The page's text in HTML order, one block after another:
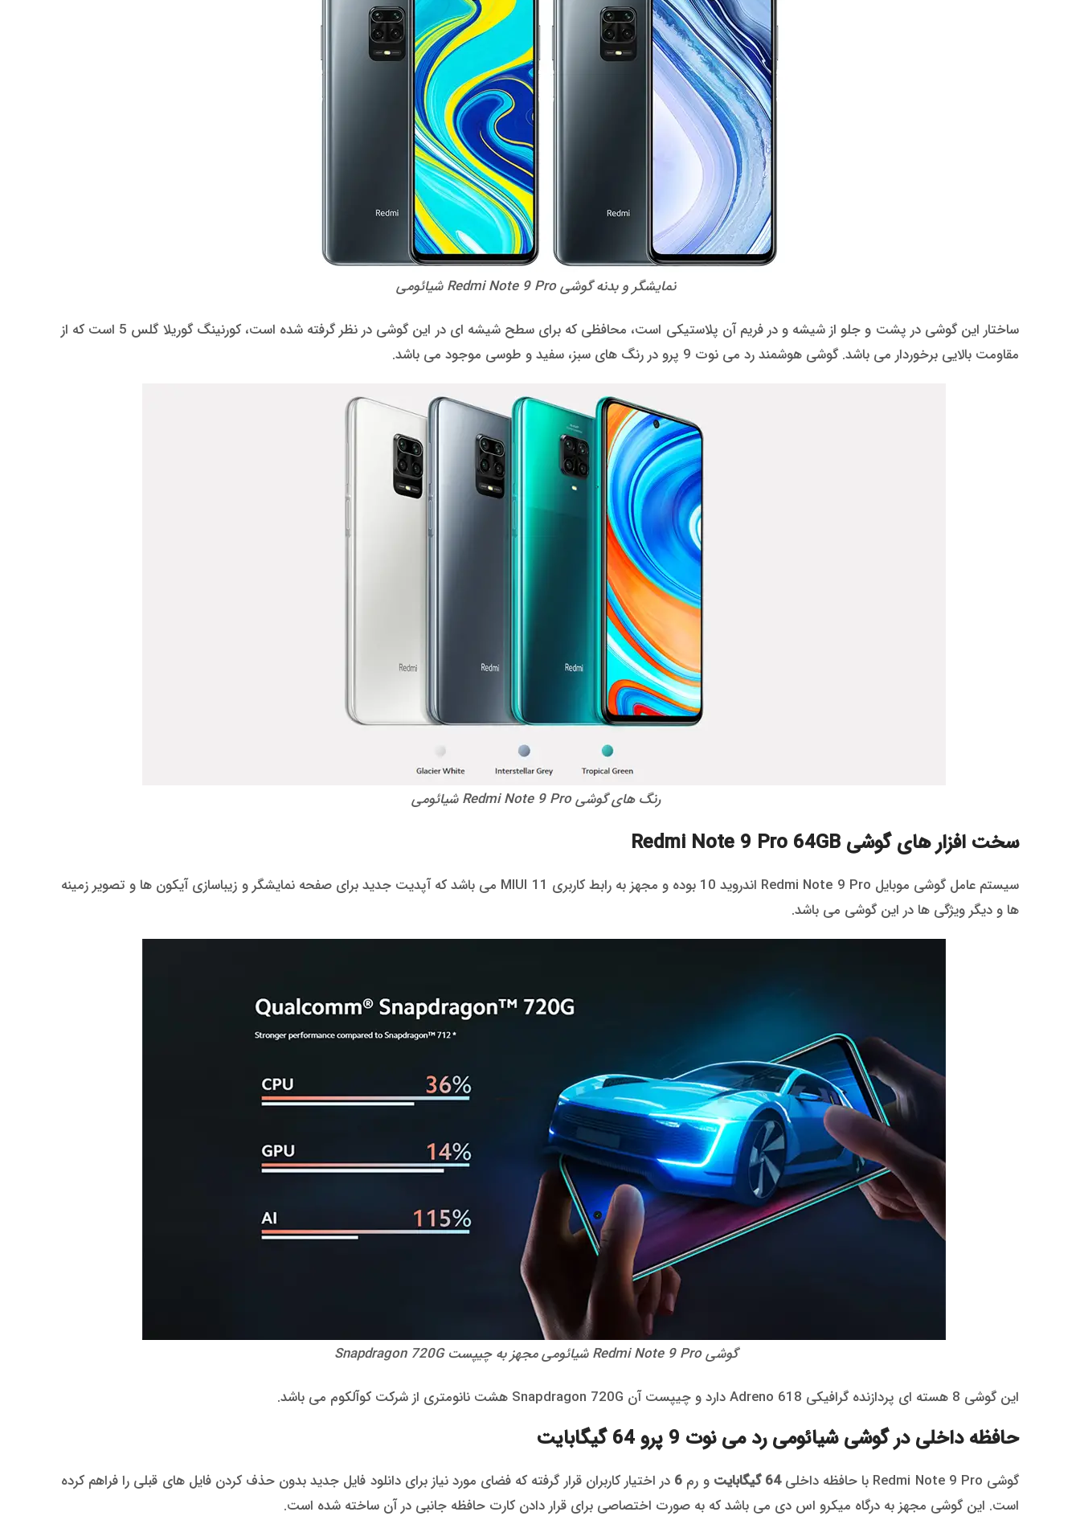
نمایشگر و بدنه گوشی Redmi Note 9 Pro شیائومی
ساختار این گوشی در پشت و جلو از شیشه و در فریم آن پلاستیکی است، محافظی که برای سطح شیشه ای در این گوشی در نظر گرفته شده است، کورنینگ گوریلا گلس 5 است که از
مقاومت بالایی برخوردار می باشد. گوشی هوشمند رد می نوت 9 پرو در رنگ های سبز، سفید و طوسی موجود می باشد.
رنگ های گوشی Redmi Note 9 Pro شیائومی
سخت افزار های گوشی Redmi Note 9 Pro 64GB
سیستم عامل گوشی موبایل Redmi Note 9 Pro اندروید 10 بوده و مجهز به رابط کاربری MIUI 11 می باشد که آپدیت جدید برای صفحه نمایشگر و زیباسازی آیکون ها و تصویر زمینه
ها و دیگر ویژگی ها در این گوشی می باشد.
گوشی Redmi Note 9 Pro شیائومی مجهز به چیپست Snapdragon 720G
این گوشی 8 هسته ای پردازنده گرافیکی Adreno 618 دارد و چیپست آن Snapdragon 720G هشت نانومتری از شرکت کوآلکوم می باشد.
حافظه داخلی در گوشی شیائومی رد می نوت 9 پرو 64 گیگابایت
گوشی Redmi Note 9 Pro با حافظه داخلی 64 گیگابایت و رم 6 در اختیار کاربران قرار گرفته که فضای مورد نیاز برای دانلود فایل جدید بدون حذف کردن فایل های قبلی را فراهم کرده
است. این گوشی مجهز به درگاه میکرو اس دی می باشد که به صورت اختصاصی برای قرار دادن کارت حافظه جانبی در آن ساخته شده است.